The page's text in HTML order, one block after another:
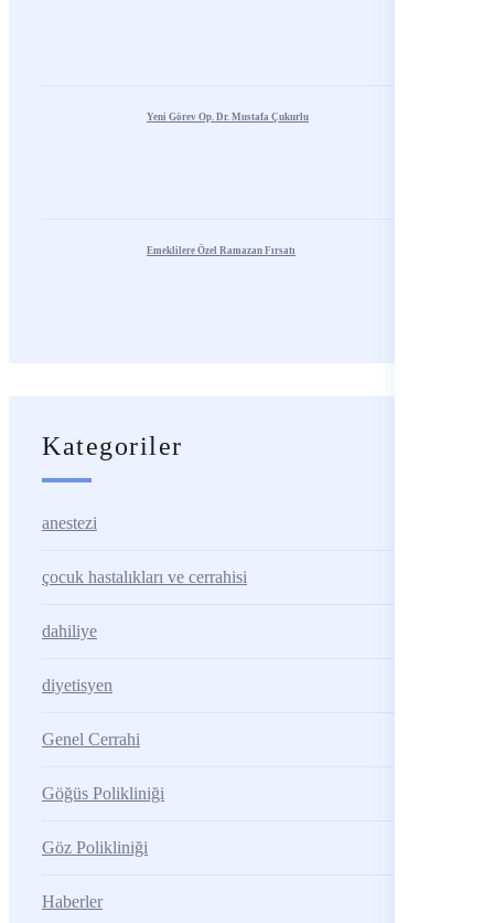
Yeni Görev Op. Dr. Mustafa Çukurlu
Emeklilere Özel Ramazan Fırsatı
Kategoriler
anestezi
çocuk hastalıkları ve cerrahisi
dahiliye
diyetisyen
Genel Cerrahi
Göğüs Polikliniği
Göz Polikliniği
Haberler